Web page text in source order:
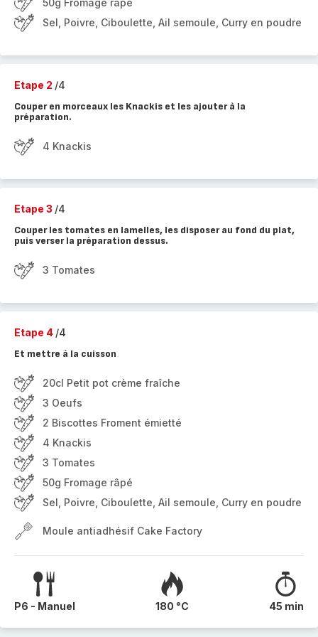
50g Fromage râpé
Sel, Poivre, Ciboulette, Ail semoule, Curry en poudre
Etape 2 /4
Couper en morceaux les Knackis et les ajouter à la
préparation.
4 Knackis
Etape 3 /4
Couper les tomates en lamelles, les disposer au fond du plat,
puis verser la préparation dessus.
3 Tomates
Etape 4 /4
Et mettre à la cuisson
20cl Petit pot crème fraîche
3 Oeufs
2 Biscottes Froment émietté
4 Knackis
3 Tomates
50g Fromage râpé
Sel, Poivre, Ciboulette, Ail semoule, Curry en poudre
Moule antiadhésif Cake Factory
P6 - Manuel 180 °C 45 min